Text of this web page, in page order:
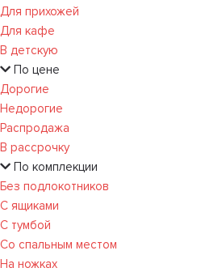
Для прихожей
Для кафе
В детскую
По цене
Дорогие
Недорогие
Распродажа
В рассрочку
По комплекции
Без подлокотников
С ящиками
С тумбой
Со спальным местом
На ножках